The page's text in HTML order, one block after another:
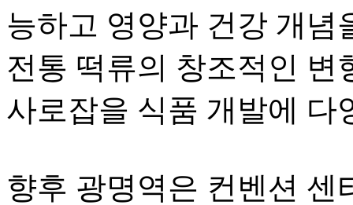
능하고 영양과 건강 개념
전통 떡류의 창조적인 변
사로잡을 식품 개발에 다
향후 광명역은 컨벤션 센